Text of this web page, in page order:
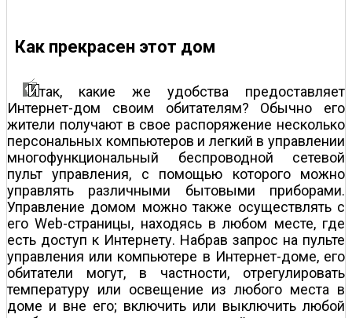
Как прекрасен этот дом
так, какие же удобства предоставляет
Интернет-дом своим обитателям? Обычно его
жители получают в свое распоряжение несколько
персональных компьютеров и легкий в управлении
многофункциональный беспроводной сетевой
пульт управления, с помощью которого можно
управлять различными бытовыми приборами.
Управление домом можно также осуществлять с
его Web-страницы, находясь в любом месте, где
есть доступ к Интернету. Набрав запрос на пульте
управления или компьютере в Интернет-доме, его
обитатели могут, в частности, отрегулировать
температуру или освещение из любого места в
доме и вне его; включить или выключить любой